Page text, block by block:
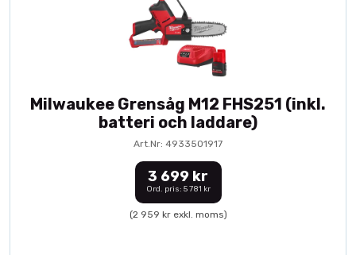
Milwaukee Grensåg M12 FHS251 (inkl.
batteri och laddare)
Art.Nr: 4933501917
3 699 kr
Ord. pris: 5 781 kr
(2 959 kr exkl. moms)